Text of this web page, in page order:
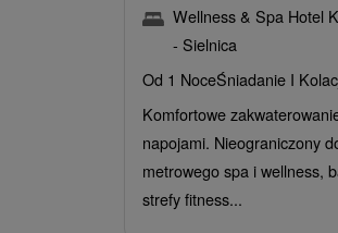
Wellness & Spa Hotel
- Sielnica
Od 1 NoceŚniadanie I
Komfortowe
napojami. Nieograniczony
metrowego spa i wellness,
strefy fitness...